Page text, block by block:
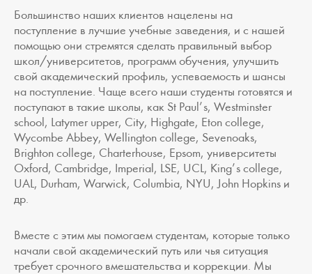
Большинство наших клиентов нацелены на
поступление в лучшие учебные заведения, и с нашей
помощью они стремятся сделать правильный выбор
школ/университетов, программ обучения, улучшить
свой академический профиль, успеваемость и шансы
на поступление. Чаще всего наши студенты готовятся и
поступают в такие школы, как St Paul’s, Westminster
school, Latymer upper, City, Highgate, Eton college,
Wycombe Abbey, Wellington college, Sevenoaks,
Brighton college, Charterhouse, Epsom, университеты
Oxford, Cambridge, Imperial, LSE, UCL, King’s college,
UAL, Durham, Warwick, Columbia, NYU, John Hopkins и
др.
Вместе с этим мы помогаем студентам, которые только
начали свой академический путь или чья ситуация
требует срочного вмешательства и коррекции. Мы